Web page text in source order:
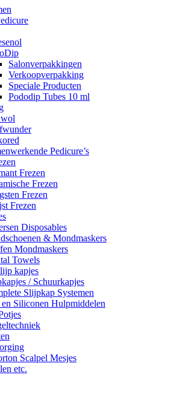
Salonverpakkingen
Verkoopverpakking
Speciale Producten
Pododip Tubes 10 ml
Pedicure’s
Frezen
Frezen
Frezen
Frezen
Disposables
& Mondmaskers
Mondmaskers
Towels
kapjes
/ Schuurkapjes
Slijpkap Systemen
Siliconen Hulpmiddelen
Scalpel Mesjes
etc.